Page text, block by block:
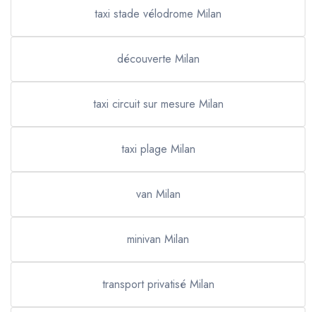
taxi stade vélodrome Milan
découverte Milan
taxi circuit sur mesure Milan
taxi plage Milan
van Milan
minivan Milan
transport privatisé Milan